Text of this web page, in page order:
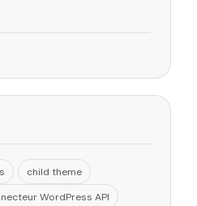
child theme
WordPress API